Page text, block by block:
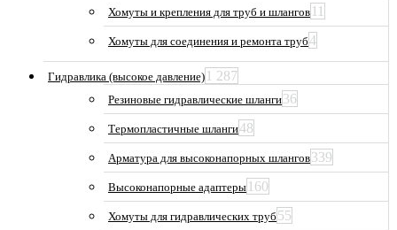
Хомуты и крепления для труб и шлангов 11
Хомуты для соединения и ремонта труб4
Гидравлика (высокое давление) 1 287
Резиновые гидравлические шланги36
Термопластичные шланги48
Арматура для высоконапорных шлангов339
Высоконапорные адаптеры 160
Хомуты для гидравлических труб 55